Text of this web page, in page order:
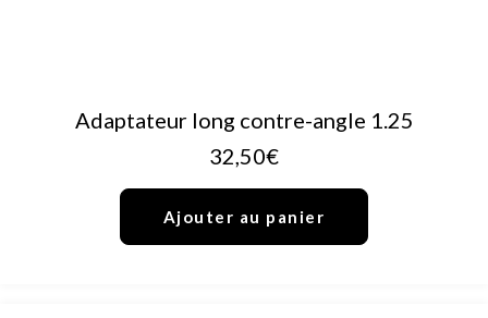
AJOUTER AU PANIER
Adaptateur long contre-angle 1.25
32,50€
Ajouter au panier